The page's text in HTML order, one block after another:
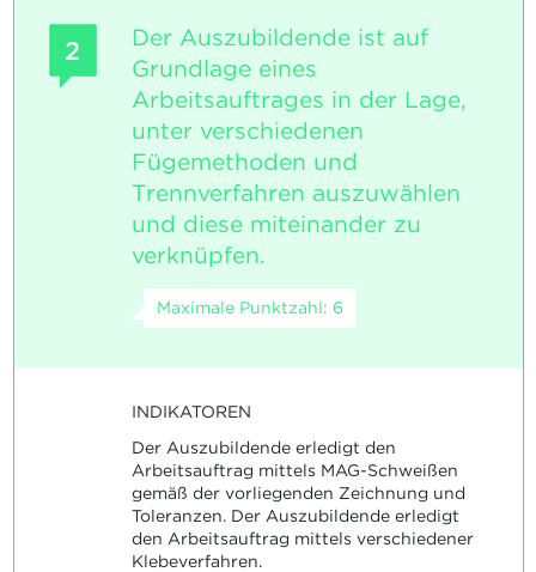
2
Der Auszubildende ist auf
Grundlage eines
Arbeitsauftrages in der Lage,
unter verschiedenen
Fügemethoden und
Trennverfahren auszuwählen
und diese miteinander zu
verknüpfen.
Maximale Punktzahl: 6
INDIKATOREN
Der Auszubildende erledigt den
Arbeitsauftrag mittels MAG-Schweißen
gemäß der vorliegenden Zeichnung und
Toleranzen. Der Auszubildende erledigt
den Arbeitsauftrag mittels verschiedener
Klebeverfahren.